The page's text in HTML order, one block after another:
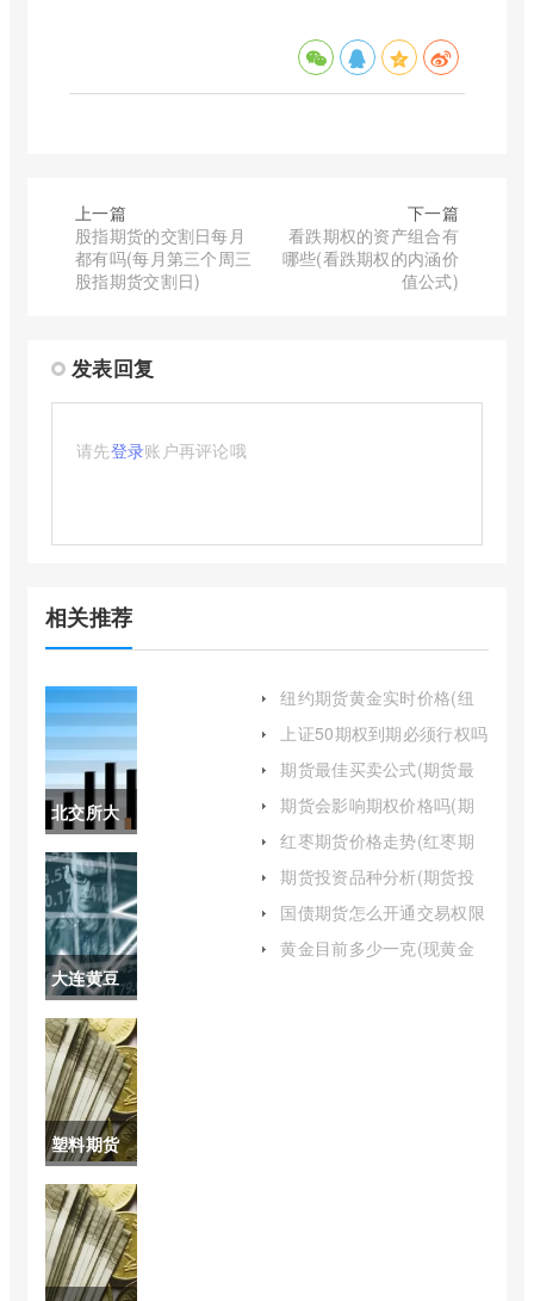
上一篇
股指期货的交割日每月
都有吗(每月第三个周三
股指期货交割日)
下一篇
看跌期权的资产组合有
哪些(看跌期权的内涵价
值公式)
发表回复
请先登录账户再评论哦
相关推荐
北交所大
盘指数叫
什么(北交
所大盘指
数在哪里
看)
大连黄豆
一号期货
(大连豆油
期货实时
行情)
塑料期货
的涨跌规
律(塑料期
货涨跌幅
纽约期货黄金实时价格(纽
上证50期权到期必须行权吗
期货最佳买卖公式(期货最
期货会影响期权价格吗(期
红枣期货价格走势(红枣期
期货投资品种分析(期货投
国债期货怎么开通交易权限
流程)
黄金目前多少一克(现黄金